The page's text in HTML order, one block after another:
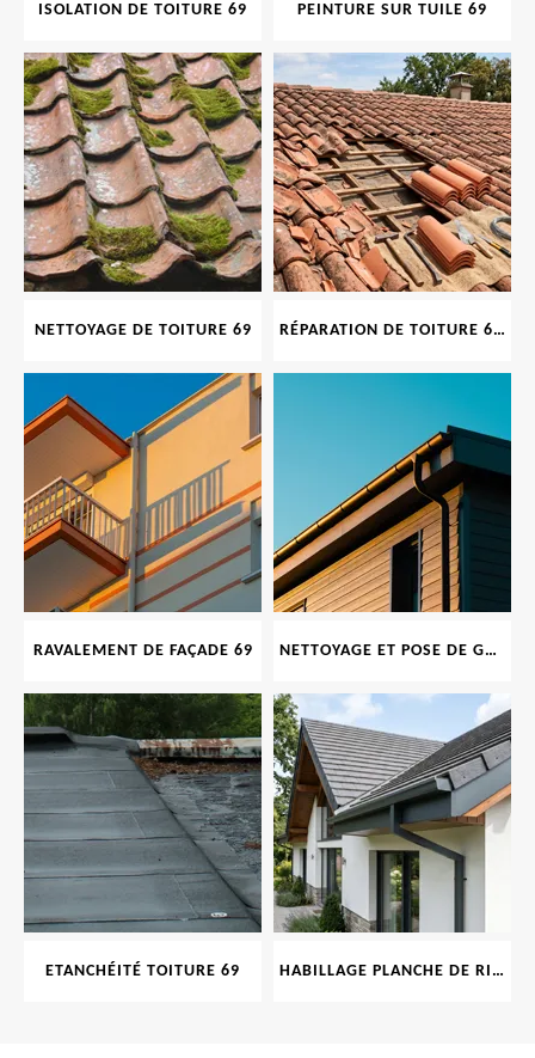
ISOLATION DE TOITURE 69 PEINTURE SUR TUILE 69
NETTOYAGE DE TOITURE 69 RÉPARATION DE TOITURE 69 RHONE, TUILES CASSÉES OU ABIMÉES
RAVALEMENT DE FAÇADE 69 NETTOYAGE ET POSE DE GOUTTIÈRE 69
ETANCHÉITÉ TOITURE 69 HABILLAGE PLANCHE DE RIVE 69